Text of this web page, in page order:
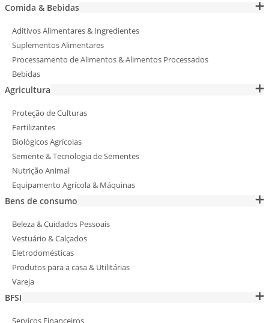
Comida & Bebidas
Aditivos Alimentares & Ingredientes
Suplementos Alimentares
Processamento de Alimentos & Alimentos Processados
Bebidas
Agricultura
Proteção de Culturas
Fertilizantes
Biológicos Agrícolas
Semente & Tecnologia de Sementes
Nutrição Animal
Equipamento Agrícola & Máquinas
Bens de consumo
Beleza & Cuidados Pessoais
Vestuário & Calçados
Eletrodomésticas
Produtos para a casa & Utilitárias
Vareja
BFSI
Serviços Financeiros